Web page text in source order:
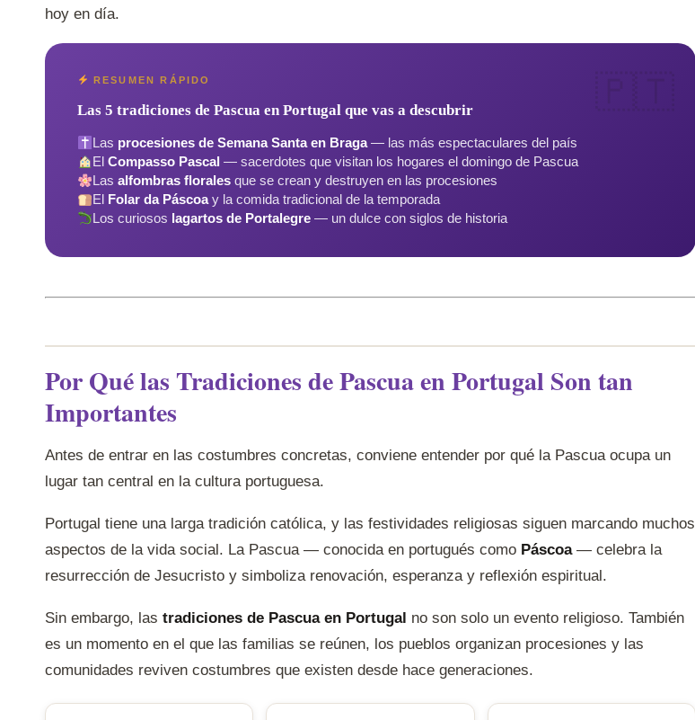
hoy en día.
RESUMEN RÁPIDO
Las 5 tradiciones de Pascua en Portugal que vas a descubrir
Las procesiones de Semana Santa en Braga— las más espectaculares del país
El Compasso Pascal — sacerdotes que visitan los hogares el domingo de Pascua
Las alfombras floralesque se crean y destruyen en las procesiones
El
Folar da Páscoay la comida tradicional de la temporada
Los curiosos lagartos de Portalegre— un dulce con siglos de historia
Por Qué las Tradiciones de Pascua en Portugal Son tan
Importantes
Antes de entrar en las costumbres concretas, conviene entender por qué la Pascua ocupa un
lugar tan central en la cultura portuguesa.
Portugal tiene una larga tradición católica, y las festividades religiosas siguen marcando muchos
aspectos de la vida social. La Pascua — conocida en portugués como Páscoa— celebra la
resurrección de Jesucristo y simboliza renovación, esperanza y reflexión espiritual.
Sin embargo, las tradiciones de Pascua en Portugal no son solo un evento religioso. También
es un momento en el que las familias se reúnen, los pueblos organizan procesiones y las
comunidades reviven costumbres que existen desde hace generaciones.